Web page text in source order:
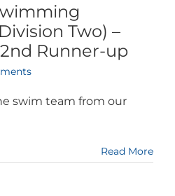
Two) –
2nd Runner-up
swim team from our
Read More